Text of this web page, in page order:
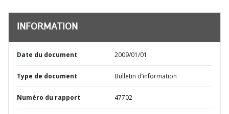
INFORMATION
Date du document 2009/01/01
Type de document Bulletin d’information
Numéro du rapport 47702